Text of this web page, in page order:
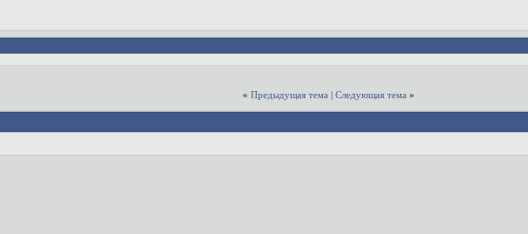
« Предыдущая тема | Следующая тема »